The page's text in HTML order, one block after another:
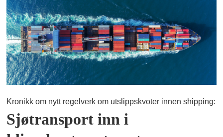
Kronikk om nytt regelverk om utslippskvoter innen shipping:
Sjøtransport inn i